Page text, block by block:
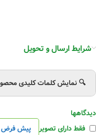
شرایط ارسال و تحویل
🔍 نمایش کلمات کلیدی
دیدگاهها
فقط دارای تصویر